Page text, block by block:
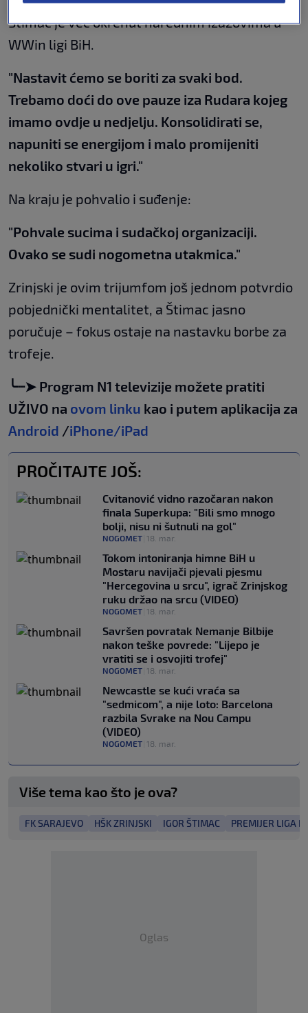
Štimac je već okrenut narednim izazovima u
WWin ligi BiH.
"Nastavit ćemo se boriti za svaki bod.
Trebamo doći do ove pauze iza Rudara kojeg
imamo ovdje u nedjelju. Konsolidirati se,
napuniti se energijom i malo promijeniti
nekoliko stvari u igri."
Na kraju je pohvalio i suđenje:
"Pohvale sucima i sudačkoj organizaciji.
Ovako se sudi nogometna utakmica."
Zrinjski je ovim trijumfom još jednom potvrdio
pobjednički mentalitet, a Štimac jasno
poručuje – fokus ostaje na nastavku borbe za
trofeje.
╰┈➤ Program N1 televizije možete pratiti
UŽIVO na ovom linku kao i putem aplikacija za
Android /iPhone/iPad
PROČITAJTE JOŠ:
Cvitanović vidno razočaran nakon
finala Superkupa: "Bili smo mnogo
bolji, nisu ni šutnuli na gol"
NOGOMET 18. mar.
Tokom intoniranja himne BiH u
Mostaru navijači pjevali pjesmu
"Hercegovina u srcu", igrač Zrinjskog
ruku držao na srcu (VIDEO)
NOGOMET 18. mar.
Savršen povratak Nemanje Bilbije
nakon teške povrede: "Lijepo je
vratiti se i osvojiti trofej"
NOGOMET 18. mar.
Newcastle se kući vraća sa
"sedmicom", a nije loto: Barcelona
razbila Svrake na Nou Campu
(VIDEO)
NOGOMET 18. mar.
Više tema kao što je ova?
FK SARAJEVO HŠK ZRINJSKI IGOR ŠTIMAC PREMIJER LIGA
Oglas